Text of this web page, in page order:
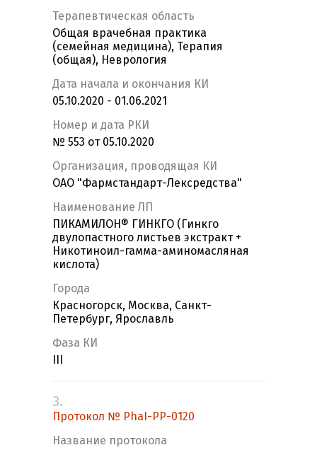
Терапевтическая область
Общая врачебная практика
(семейная медицина), Терапия
(общая), Неврология
Дата начала и окончания КИ
05.10.2020 - 01.06.2021
Номер и дата РКИ
№ 553 от 05.10.2020
Организация, проводящая КИ
ОАО "Фармстандарт-Лексредства"
Наименование ЛП
ПИКАМИЛОН® ГИНКГО (Гинкго
двулопастного листьев экстракт +
Никотиноил-гамма-аминомасляная
кислота)
Города
Красногорск, Москва, Санкт-
Петербург, Ярославль
Фаза КИ
3.
Протокол № PhaI-PP-0120
Название протокола